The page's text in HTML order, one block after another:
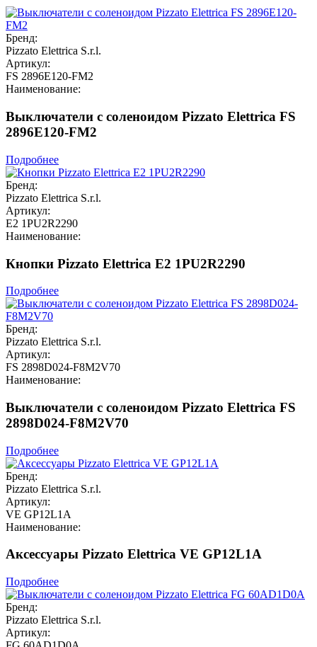
Бренд:
Pizzato Elettrica S.r.l.
Артикул:
FS 2896E120-FM2
Наименование:
Выключатели с соленоидом Pizzato Elettrica FS
2896E120-FM2
Подробнее
Бренд:
Pizzato Elettrica S.r.l.
Артикул:
E2 1PU2R2290
Наименование:
Кнопки Pizzato Elettrica E2 1PU2R2290
Подробнее
Бренд:
Pizzato Elettrica S.r.l.
Артикул:
FS 2898D024-F8M2V70
Наименование:
Выключатели с соленоидом Pizzato Elettrica FS
2898D024-F8M2V70
Подробнее
Бренд:
Pizzato Elettrica S.r.l.
Артикул:
VE GP12L1A
Наименование:
Аксессуары Pizzato Elettrica VE GP12L1A
Подробнее
Бренд:
Pizzato Elettrica S.r.l.
Артикул: